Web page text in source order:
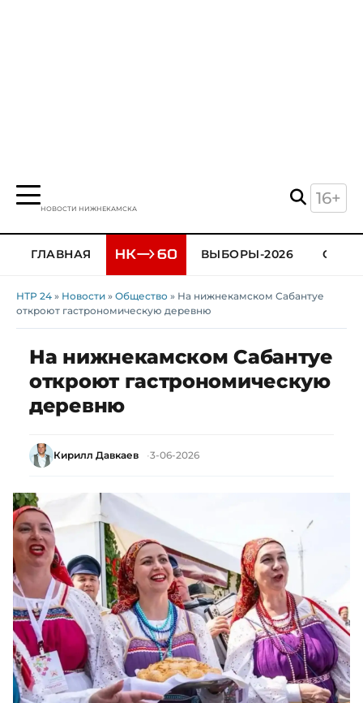
НОВОСТИ НИЖНЕКАМСКА
16+
ГЛАВНАЯ ВЫБОРЫ-2026
НТР 24 » Новости » Общество » На нижнекамском Сабантуе
откроют гастрономическую деревню
На нижнекамском Сабантуе
откроют гастрономическую
деревню
Кирилл Давкаев 3-06-2026